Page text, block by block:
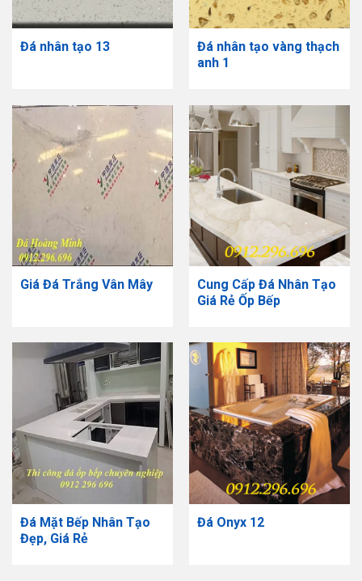
Đá nhân tạo 13
Đá nhân tạo vàng thạch
anh 1
Giá Đá Trắng Vân Mây
Cung Cấp Đá Nhân Tạo
Giá Rẻ Ốp Bếp
Đá Mặt Bếp Nhân Tạo
Đẹp, Giá Rẻ
Đá Onyx 12